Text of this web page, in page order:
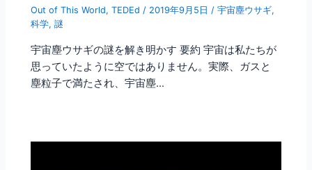
Out of This World,TEDEd / 2019年9月5日/宇宙塵ウサギ,
科学,謎
宇宙塵ウサギの謎を解き明かす 要約 宇宙は私たちが
思っていたように空ではありません。実際、ガスと
塵粒子で満たされ、宇宙塵…